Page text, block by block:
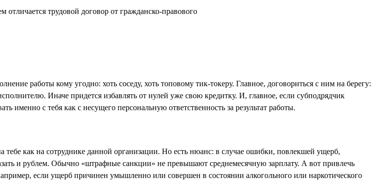
работы кому угодно: хоть соседу, хоть топовому тик-токеру. Главное, договориться с ним на берегу:
Иначе придется избавлять от нулей уже свою кредитку. И, главное, если субподрядчик
именно с тебя как с несущего персональную ответственность за результат работы.
тебе как на сотруднике данной организации. Но есть нюанс: в случае ошибки, повлекшей ущерб,
и рублем. Обычно «штрафные санкции» не превышают среднемесячную зарплату. А вот привлечь
если ущерб причинен умышленно или совершен в состоянии алкогольного или наркотического